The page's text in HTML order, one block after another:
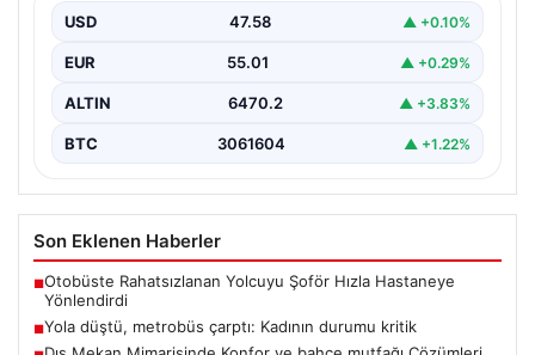
USD 47.58 ▲ +0.10%
EUR 55.01 ▲ +0.29%
ALTIN 6470.2 ▲ +3.83%
BTC 3061604 ▲ +1.22%
Son Eklenen Haberler
■Otobüste Rahatsızlanan Yolcuyu Şoför Hızla Hastaneye
Yönlendirdi
■Yola düştü, metrobüs çarptı: Kadının durumu kritik